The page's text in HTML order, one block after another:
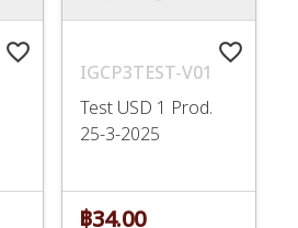
favorite_border favorite_border
IGCP3TEST-V01
Test USD 1 Prod.
25-3-2025
฿34.00